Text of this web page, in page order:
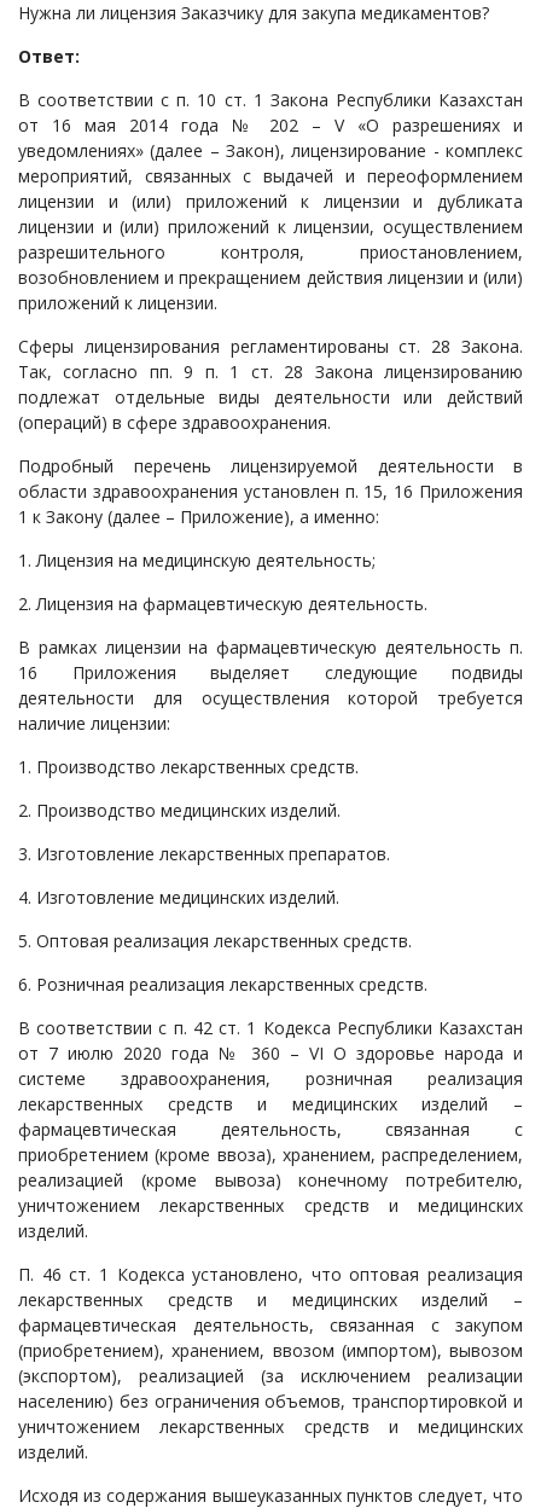
Доверенности
Интернет и право
Возмещение ущерба
Проверка государственных органов
Взыскание долга
Государственные закупки
Предварительный квалификационный отбор «Самрук-
Қазына» (ПКО)
Некоммерческие организации
Лицензирование (разрешения и уведомления)
Исполнительное производство
Судопроизводство
Ответы государственных органов
Нужна ли лицензия Заказчику для закупа медикаментов?
Ответ:
В соответствии с п. 10 ст. 1 Закона Республики Казахстан
от 16 мая 2014 года № 202 – V «О разрешениях и
уведомлениях» (далее – Закон), лицензирование - комплекс
мероприятий, связанных с выдачей и переоформлением
лицензии и (или) приложений к лицензии и дубликата
лицензии и (или) приложений к лицензии, осуществлением
разрешительного контроля, приостановлением,
возобновлением и прекращением действия лицензии и (или)
приложений к лицензии.
Сферы лицензирования регламентированы ст. 28 Закона.
Так, согласно пп. 9 п. 1 ст. 28 Закона лицензированию
подлежат отдельные виды деятельности или действий
(операций) в сфере здравоохранения.
Подробный перечень лицензируемой деятельности в
области здравоохранения установлен п. 15, 16 Приложения
1 к Закону (далее – Приложение), а именно:
1. Лицензия на медицинскую деятельность;
2. Лицензия на фармацевтическую деятельность.
В рамках лицензии на фармацевтическую деятельность п.
16 Приложения выделяет следующие подвиды
деятельности для осуществления которой требуется
наличие лицензии:
1. Производство лекарственных средств.
2. Производство медицинских изделий.
3. Изготовление лекарственных препаратов.
4. Изготовление медицинских изделий.
5. Оптовая реализация лекарственных средств.
6. Розничная реализация лекарственных средств.
В соответствии с п. 42 ст. 1 Кодекса Республики Казахстан
от 7 июлю 2020 года № 360 – VI О здоровье народа и
системе здравоохранения, розничная реализация
лекарственных средств и медицинских изделий –
фармацевтическая деятельность, связанная с
приобретением (кроме ввоза), хранением, распределением,
реализацией (кроме вывоза) конечному потребителю,
уничтожением лекарственных средств и медицинских
изделий.
П. 46 ст. 1 Кодекса установлено, что оптовая реализация
лекарственных средств и медицинских изделий –
фармацевтическая деятельность, связанная с закупом
(приобретением), хранением, ввозом (импортом), вывозом
(экспортом), реализацией (за исключением реализации
населению) без ограничения объемов, транспортировкой и
уничтожением лекарственных средств и медицинских
изделий.
Исходя из содержания вышеуказанных пунктов следует, что